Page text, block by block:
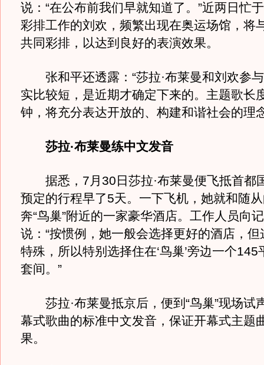
说：“在公布前我们早就知道了。”近两日忙
彩排工作的刘欢，频繁出现在奥运场馆，将
共同彩排，以达到良好的表演效果。
张和平还透露：“莎拉·布莱曼和刘欢参
实比较短，是近期才确定下来的。主题歌长
钟，将充分表达开放的、构建和谐社会的理
莎拉·布莱曼练中文发音
据悉，7月30日莎拉·布莱曼便飞抵首都
预定的行程早了5天。一下飞机，她就和随
奔“鸟巢”附近的一家豪华酒店。工作人员向
说：“按惯例，她一般会选择更好的酒店，
特殊，所以特别选择住在‘鸟巢’旁边一个145
套间。”
莎拉·布莱曼抵京后，便到“鸟巢”现场试
幕式歌曲的标准中文发音，保证开幕式主题
果。